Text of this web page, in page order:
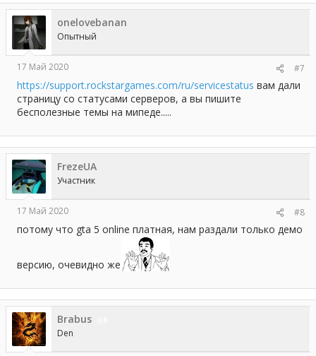
onelovebanan
Опытный
17 Май 2020 #7
https://support.rockstargames.com/ru/servicestatus вам дали
страницу со статусами серверов, а вы пишите
бесполезные темы на мипеде.....
FrezeUA
Участник
17 Май 2020 #8
потому что gta 5 online платная, нам раздали только демо
версию, очевидно же
Brabus
Den